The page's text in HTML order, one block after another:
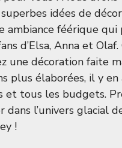
idées de
ambiance féérique qui
d’Elsa, Anna et Olaf.
une décoration faite
plus élaborées, il y en
et tous les budgets.
dans l’univers glacial
!